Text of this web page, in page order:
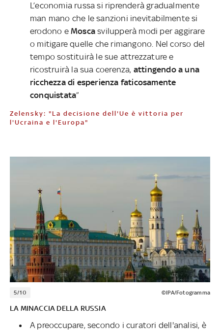
L’economia russa si riprenderà gradualmente
man mano che le sanzioni inevitabilmente si
erodono e Moscasvilupperà modi per aggirare
o mitigare quelle che rimangono. Nel corso del
tempo sostituirà le sue attrezzature e
ricostruirà la sua coerenza, attingendo a una
ricchezza di esperienza faticosamente
conquistata”
Zelensky: "La decisione dell'Ue è vittoria per
l'Ucraina e l'Europa"
5/10 ©IPA/Fotogramma
LA MINACCIA DELLA RUSSIA
A preoccupare, secondo i curatori dell'analisi, è